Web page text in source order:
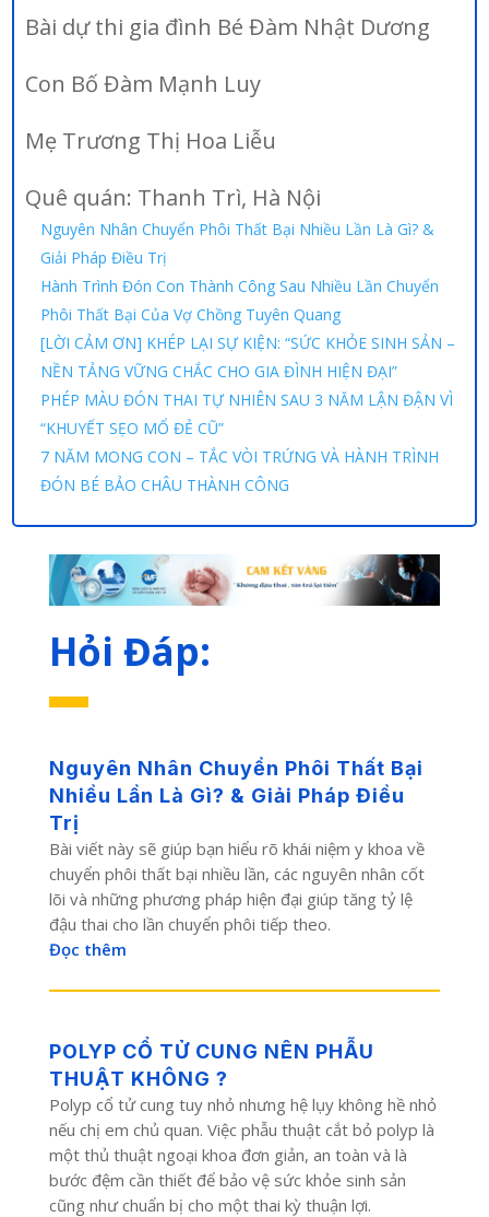
Bài dự thi gia đình Bé Đàm Nhật Dương
Con Bố Đàm Mạnh Luy
Mẹ Trương Thị Hoa Liễu
Quê quán: Thanh Trì, Hà Nội
Nguyên Nhân Chuyển Phôi Thất Bại Nhiều Lần Là Gì? &
Giải Pháp Điều Trị
Hành Trình Đón Con Thành Công Sau Nhiều Lần Chuyển
Phôi Thất Bại Của Vợ Chồng Tuyên Quang
[LỜI CẢM ƠN] KHÉP LẠI SỰ KIỆN: “SỨC KHỎE SINH SẢN –
NỀN TẢNG VỮNG CHẮC CHO GIA ĐÌNH HIỆN ĐẠI”
PHÉP MÀU ĐÓN THAI TỰ NHIÊN SAU 3 NĂM LẬN ĐẬN VÌ
“KHUYẾT SẸO MỔ ĐẺ CŨ”
7 NĂM MONG CON – TẮC VÒI TRỨNG VÀ HÀNH TRÌNH
ĐÓN BÉ BẢO CHÂU THÀNH CÔNG
Hỏi Đáp:
Nguyên Nhân Chuyển Phôi Thất Bại
Nhiều Lần Là Gì? & Giải Pháp Điều
Trị
Bài viết này sẽ giúp bạn hiểu rõ khái niệm y khoa về
chuyển phôi thất bại nhiều lần, các nguyên nhân cốt
lõi và những phương pháp hiện đại giúp tăng tỷ lệ
đậu thai cho lần chuyển phôi tiếp theo.
Đọc thêm
POLYP CỔ TỬ CUNG NÊN PHẪU
THUẬT KHÔNG ?
Polyp cổ tử cung tuy nhỏ nhưng hệ lụy không hề nhỏ
nếu chị em chủ quan. Việc phẫu thuật cắt bỏ polyp là
một thủ thuật ngoại khoa đơn giản, an toàn và là
bước đệm cần thiết để bảo vệ sức khỏe sinh sản
cũng như chuẩn bị cho một thai kỳ thuận lợi.